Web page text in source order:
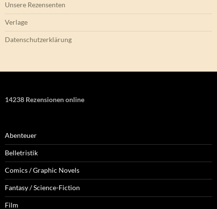
Unsere Rezensenten
Verlage
Datenschutzerklärung
14238 Rezensionen online
Abenteuer
Belletristik
Comics / Graphic Novels
Fantasy / Science-Fiction
Film